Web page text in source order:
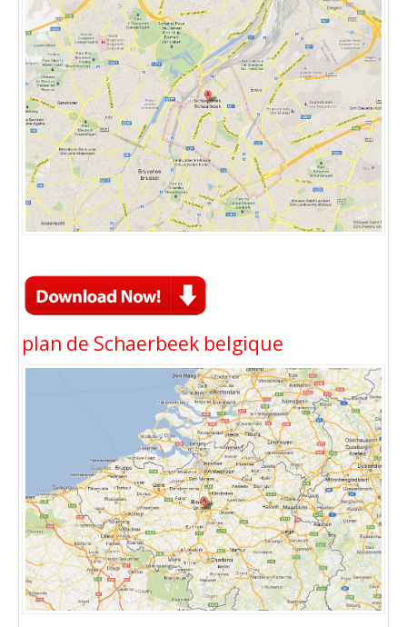
plan de Schaerbeek belgique